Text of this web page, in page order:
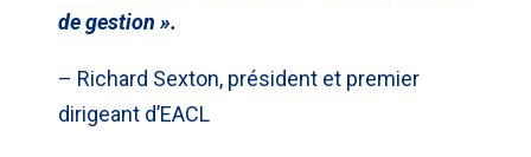
de gestion ».
– Richard Sexton, président et premier
dirigeant d’EACL